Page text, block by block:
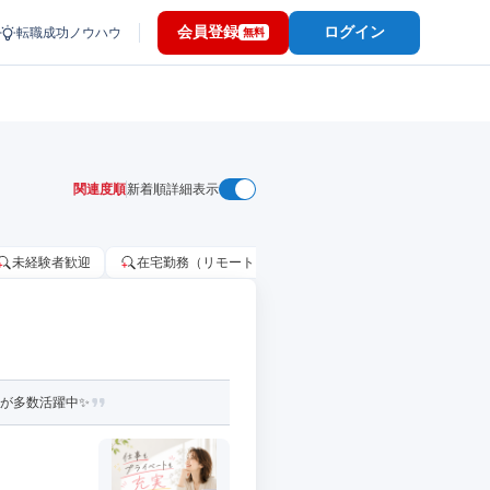
転職成功ノウハウ 会員登録 無料 ログイン
関連度順新着順詳細表示
未経験者歓迎 在宅勤務（リモートワーク）OK
多数活躍中✨